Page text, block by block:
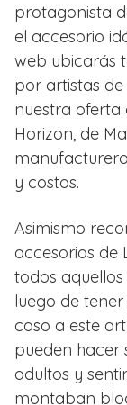
protagonista
el accesorio
web ubicarás
por artistas
nuestra
Horizon, de
y costos.
Asimismo
accesorios de
todos
luego de
caso a este
pueden hacer
adultos y
montaban